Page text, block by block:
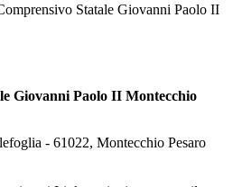
Statale Giovanni Paolo II
Giovanni Paolo II Montecchio
- 61022, Montecchio Pesaro